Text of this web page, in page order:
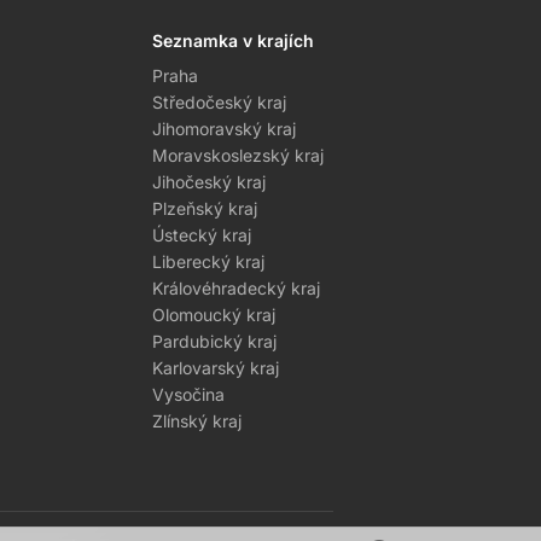
Seznamka v krajích
Praha
Středočeský kraj
Jihomoravský kraj
Moravskoslezský kraj
Jihočeský kraj
Plzeňský kraj
Ústecký kraj
Liberecký kraj
Královéhradecký kraj
Olomoucký kraj
Pardubický kraj
Karlovarský kraj
Vysočina
Zlínský kraj